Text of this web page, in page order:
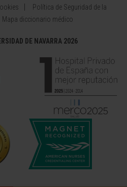
Política de Seguridad de la
Mapa diccionario médico
DE NAVARRA 2026